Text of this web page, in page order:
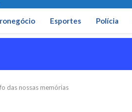
Esportes Polícia
das nossas memórias